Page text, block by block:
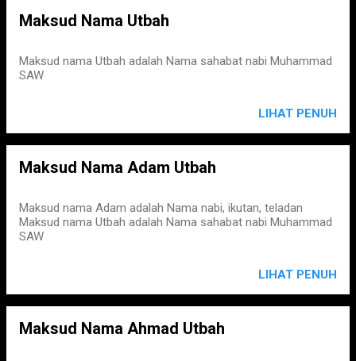
Maksud Nama Utbah
Maksud nama Utbah adalah Nama sahabat nabi Muhammad
SAW
LIHAT PENUH
Maksud Nama Adam Utbah
Maksud nama Adam adalah Nama nabi, ikutan, teladan
Maksud nama Utbah adalah Nama sahabat nabi Muhammad
SAW
LIHAT PENUH
Maksud Nama Ahmad Utbah